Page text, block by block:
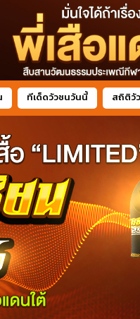
ทีเด็ดวัวชนวันนี้ สถิติวั